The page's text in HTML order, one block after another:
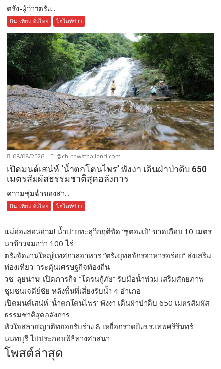
ตรัง-ผู้ว่าฯตรัง...
กิน-เที่ยว-ทั่วไทย ไฮไลท์ข่าว
08/08/2026 @ch-newsthailand.com
เปิดมนต์เสน่ห์ ‘น้ำตกโตนไพร’ พังงา เดินฝ่าป่าดิบ 650
เมตรสัมผัสธรรมชาติสุดอลังการ
ความชุ่มฉ่ำของสา...
กิน-เที่ยว-ทั่วไทย ไฮไลท์ข่าว
แม่ฮ่องสอนอ่วม! น้ำปายทะลุวิกฤติซัด ‘ซูตองเป้’ ขาดเกือบ 10 เมตร
นาข้าวจมกว่า 100 ไร่
ตรังจัดงานใหญ่!เทศกาลอาหาร “ตรังยุทธจักรอาหารอร่อย” ส่งเสริม
ท่องเที่ยว-กระตุ้นเศรษฐกิจท้องถิ่น
วช. ลุยน่าน! เปิดภารกิจ “โดรนกู้ภัย” รับมือน้ำท่วม เสริมศักยภาพ
ชุมชนเจดีย์ชัย หลังพื้นที่เสี่ยงรับน้ำ 4 อำเภอ
เปิดมนต์เสน่ห์ ‘น้ำตกโตนไพร’ พังงา เดินฝ่าป่าดิบ 650 เมตรสัมผัส
ธรรมชาติสุดอลังการ
หัวใจสลาย!ญาติทยอยรับร่าง 8 เหยื่อกราดยิงร.ร.เทพศริรินทร์
นนทบุรี ไปประกอบพิธีทางศาสนา
โพสต์ล่าสุด